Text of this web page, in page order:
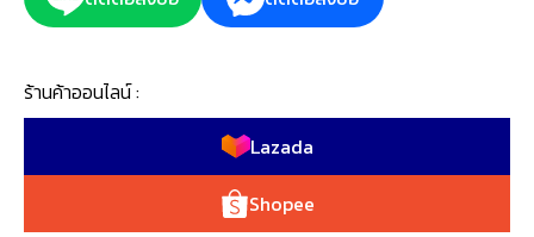
ร้านค้าออนไลน์ :
Lazada
Shopee